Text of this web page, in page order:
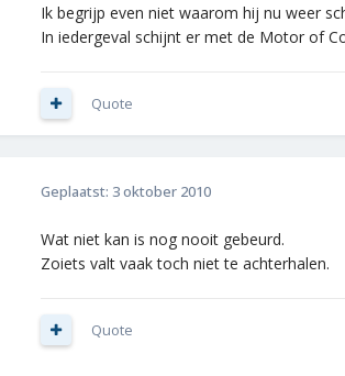
Ik begrijp even niet waarom hij nu weer
In iedergeval schijnt er met de Motor of
Quote
Geplaatst: 3 oktober 2010
Wat niet kan is nog nooit gebeurd.
Zoiets valt vaak toch niet te achterhalen.
Quote